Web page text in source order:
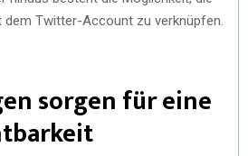
Twitter-Account zu verknüpfen.
sorgen für eine